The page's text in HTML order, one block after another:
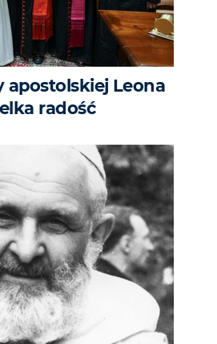
apostolskiej Leona
radość